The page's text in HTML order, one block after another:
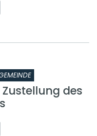
des